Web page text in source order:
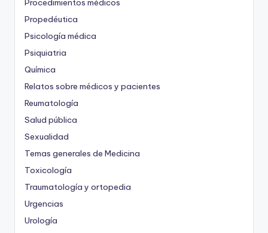
Procedimientos médicos
Propedéutica
Psicología médica
Psiquiatria
Química
Relatos sobre médicos y pacientes
Reumatología
Salud pública
Sexualidad
Temas generales de Medicina
Toxicología
Traumatología y ortopedia
Urgencias
Urología